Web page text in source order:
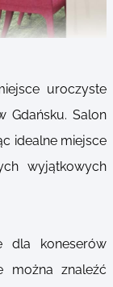
uroczyste
Gdańsku. Salon
idealne miejsce
wyjątkowych
dla koneserów
można znaleźć